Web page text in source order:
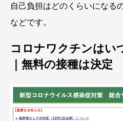
自己負担はどのくらいになる
などです。
コロナワクチンはい
｜無料の接種は決定